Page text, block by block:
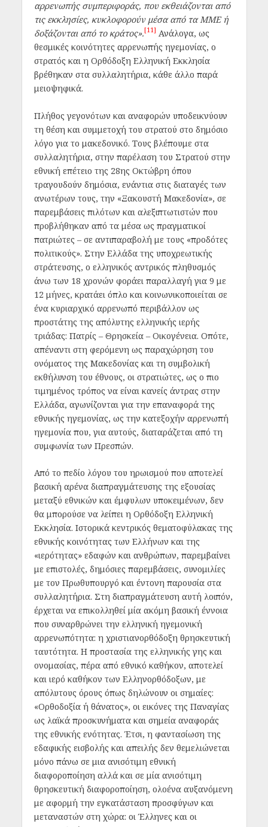
αρρενωπής συμπεριφοράς, που εκθειάζονται από
τις εκκλησίες, κυκλοφορούν μέσα από τα ΜΜΕ ή
δοξάζονται από το κράτος».[11] Ανάλογα, ως
θεσμικές κοινότητες αρρενωπής ηγεμονίας, ο
στρατός και η Ορθόδοξη Ελληνική Εκκλησία
βρέθηκαν στα συλλαλητήρια, κάθε άλλο παρά
μειοψηφικά.
Πλήθος γεγονότων και αναφορών υποδεικνύουν
τη θέση και συμμετοχή του στρατού στο δημόσιο
λόγο για το μακεδονικό. Τους βλέπουμε στα
συλλαλητήρια, στην παρέλαση του Στρατού στην
εθνική επέτειο της 28ης Οκτώβρη όπου
τραγουδούν δημόσια, ενάντια στις διαταγές των
ανωτέρων τους, την «Ξακουστή Μακεδονία», σε
παρεμβάσεις πιλότων και αλεξιπτωτιστών που
προβλήθηκαν από τα μέσα ως πραγματικοί
πατριώτες – σε αντιπαραβολή με τους «προδότες
πολιτικούς». Στην Ελλάδα της υποχρεωτικής
στράτευσης, ο ελληνικός αντρικός πληθυσμός
άνω των 18 χρονών φοράει παραλλαγή για 9 με
12 μήνες, κρατάει όπλο και κοινωνικοποιείται σε
ένα κυριαρχικό αρρενωπό περιβάλλον ως
προστάτης της απόλυτης ελληνικής ιερής
τριάδας: Πατρίς – Θρησκεία – Οικογένεια. Οπότε,
απέναντι στη φερόμενη ως παραχώρηση του
ονόματος της Μακεδονίας και τη συμβολική
εκθήλυνση του έθνους, οι στρατιώτες, ως ο πιο
τιμημένος τρόπος να είναι κανείς άντρας στην
Ελλάδα, αγωνίζονται για την επαναφορά της
εθνικής ηγεμονίας, ως την κατεξοχήν αρρενωπή
ηγεμονία που, για αυτούς, διαταράζεται από τη
συμφωνία των Πρεσπών.
Από το πεδίο λόγου του ηρωισμού που αποτελεί
βασική αρένα διαπραγμάτευσης της εξουσίας
μεταξύ εθνικών και έμφυλων υποκειμένων, δεν
θα μπορούσε να λείπει η Ορθόδοξη Ελληνική
Εκκλησία. Ιστορικά κεντρικός θεματοφύλακας της
εθνικής κοινότητας των Ελλήνων και της
«ιερότητας» εδαφών και ανθρώπων, παρεμβαίνει
με επιστολές, δημόσιες παρεμβάσεις, συνομιλίες
με τον Πρωθυπουργό και έντονη παρουσία στα
συλλαλητήρια. Στη διαπραγμάτευση αυτή λοιπόν,
έρχεται να επικολληθεί μία ακόμη βασική έννοια
που συναρθρώνει την ελληνική ηγεμονική
αρρενωπότητα: η χριστιανορθόδοξη θρησκευτική
ταυτότητα. Η προστασία της ελληνικής γης και
ονομασίας, πέρα από εθνικό καθήκον, αποτελεί
και ιερό καθήκον των Ελληνορθόδοξων, με
απόλυτους όρους όπως δηλώνουν οι σημαίες:
«Ορθοδοξία ή θάνατος», οι εικόνες της Παναγίας
ως λαϊκά προσκυνήματα και σημεία αναφοράς
της εθνικής ενότητας. Έτσι, η φαντασίωση της
εδαφικής εισβολής και απειλής δεν θεμελιώνεται
μόνο πάνω σε μια ανισότιμη εθνική
διαφοροποίηση αλλά και σε μία ανισότιμη
θρησκευτική διαφοροποίηση, ολοένα αυξανόμενη
με αφορμή την εγκατάσταση προσφύγων και
μεταναστών στη χώρα: οι Έλληνες και οι